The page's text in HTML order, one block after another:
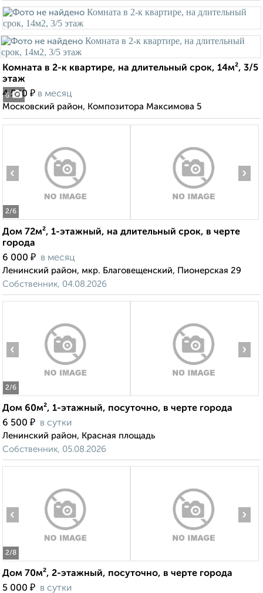
6
Комната в 2-к квартире, на длительный срок, 14м², 3/5
этаж
4 500 ₽ в месяц
Московский район, Композитора Максимова 5
2/6
‹ ›
Дом 72м², 1-этажный, на длительный срок, в черте
города
6 000 ₽ в месяц
Ленинский район, мкр. Благовещенский, Пионерская 29
Собственник, 04.08.2026
2/6
‹ ›
Дом 60м², 1-этажный, посуточно, в черте города
6 500 ₽ в сутки
Ленинский район, Красная площадь
Собственник, 05.08.2026
2/8
‹ ›
Дом 70м², 2-этажный, посуточно, в черте города
5 000 ₽ в сутки